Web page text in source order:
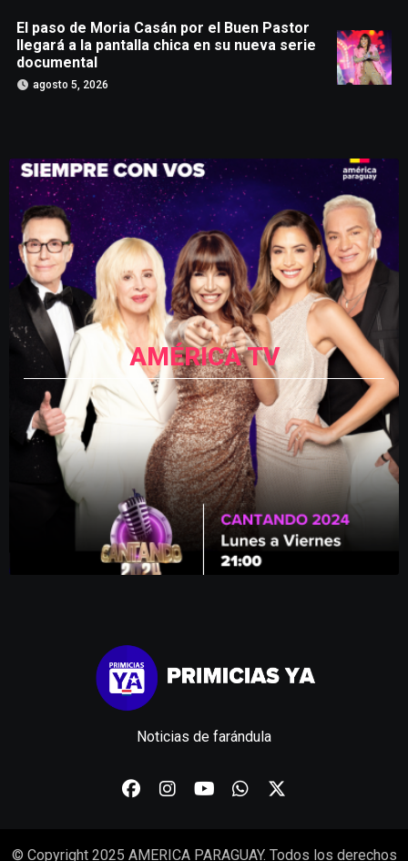
El paso de Moria Casán por el Buen Pastor
llegará a la pantalla chica en su nueva serie
documental
agosto 5, 2026
AMÉRICA TV
Noticias de farándula
© Copyright 2025 AMERICA PARAGUAY. Todos los derechos